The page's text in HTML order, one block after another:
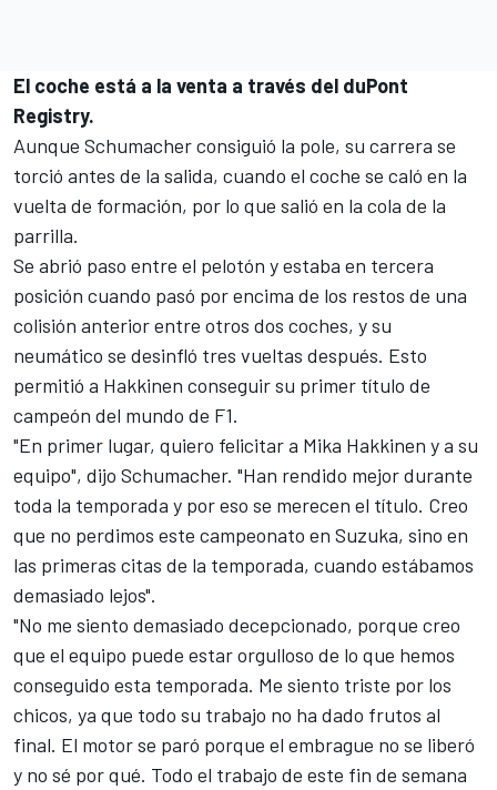
El coche está a la venta a través del duPont
Registry.
Aunque Schumacher consiguió la pole, su carrera se
torció antes de la salida, cuando el coche se caló en la
vuelta de formación, por lo que salió en la cola de la
parrilla.
Se abrió paso entre el pelotón y estaba en tercera
posición cuando pasó por encima de los restos de una
colisión anterior entre otros dos coches, y su
neumático se desinfló tres vueltas después. Esto
permitió a Hakkinen conseguir su primer título de
campeón del mundo de F1.
"En primer lugar, quiero felicitar a Mika Hakkinen y a su
equipo", dijo Schumacher. "Han rendido mejor durante
toda la temporada y por eso se merecen el título. Creo
que no perdimos este campeonato en Suzuka, sino en
las primeras citas de la temporada, cuando estábamos
demasiado lejos".
"No me siento demasiado decepcionado, porque creo
que el equipo puede estar orgulloso de lo que hemos
conseguido esta temporada. Me siento triste por los
chicos, ya que todo su trabajo no ha dado frutos al
final. El motor se paró porque el embrague no se liberó
y no sé por qué. Todo el trabajo de este fin de semana